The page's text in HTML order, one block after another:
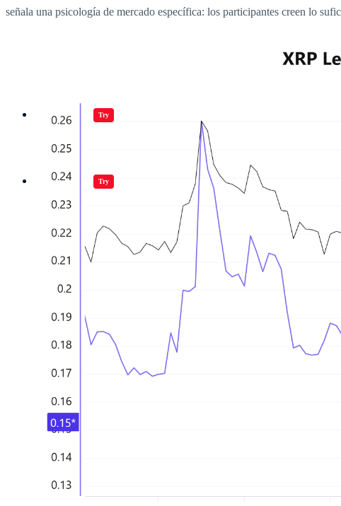
Jugar juegos Try
Jugar juegos Try
señala una psicología de mercado específica: los participantes creen lo